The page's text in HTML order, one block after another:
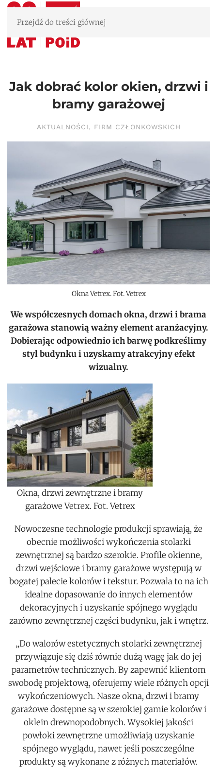
Przejdź do treści głównej
Jak dobrać kolor okien, drzwi i
bramy garażowej
AKTUALNOŚCI, FIRM CZŁONKOWSKICH
Okna Vetrex. Fot. Vetrex
We współczesnych domach okna, drzwi i brama
garażowa stanowią ważny element aranżacyjny.
Dobierając odpowiednio ich barwę podkreślimy
styl budynku i uzyskamy atrakcyjny efekt
wizualny.
Okna, drzwi zewnętrzne i bramy
garażowe Vetrex. Fot. Vetrex
Nowoczesne technologie produkcji sprawiają, że
obecnie możliwości wykończenia stolarki
zewnętrznej są bardzo szerokie. Profile okienne,
drzwi wejściowe i bramy garażowe występują w
bogatej palecie kolorów i tekstur. Pozwala to na ich
idealne dopasowanie do innych elementów
dekoracyjnych i uzyskanie spójnego wyglądu
zarówno zewnętrznej części budynku, jak i wnętrz.
„Do walorów estetycznych stolarki zewnętrznej
przywiązuje się dziś równie dużą wagę jak do jej
parametrów technicznych. By zapewnić klientom
swobodę projektową, oferujemy wiele różnych opcji
wykończeniowych. Nasze okna, drzwi i bramy
garażowe dostępne są w szerokiej gamie kolorów i
oklein drewnopodobnych. Wysokiej jakości
powłoki zewnętrzne umożliwiają uzyskanie
spójnego wyglądu, nawet jeśli poszczególne
produkty są wykonane z różnych materiałów.